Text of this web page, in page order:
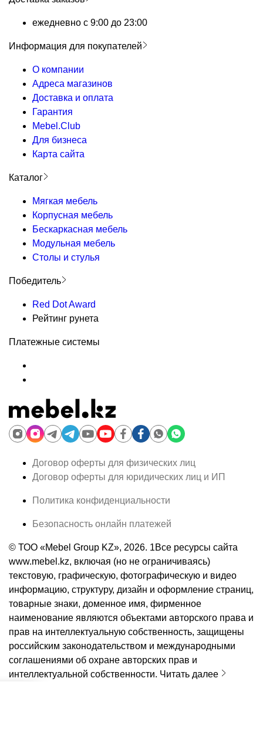
ежедневно с 9:00 до 23:00
Информация для покупателей
О компании
Адреса магазинов
Доставка и оплата
Гарантия
Mebel.Club
Для бизнеса
Карта сайта
Каталог
Мягкая мебель
Корпусная мебель
Бескаркасная мебель
Модульная мебель
Столы и стулья
Победитель
Red Dot Award
Рейтинг рунета
Платежные системы
Договор оферты для физических лиц
Договор оферты для юридических лиц и ИП
Политика конфиденциальности
Безопасность онлайн платежей
© ТОО «Mebel Group KZ», 2026. 1Все ресурсы сайта
www.mebel.kz, включая (но не ограничиваясь)
текстовую, графическую, фотографическую и видео
информацию, структуру, дизайн и оформление страниц,
товарные знаки, доменное имя, фирменное
наименование являются объектами авторского права и
прав на интеллектуальную собственность, защищены
российским законодательством и международными
соглашениями об охране авторских прав и
интеллектуальной собственности. Читать далее